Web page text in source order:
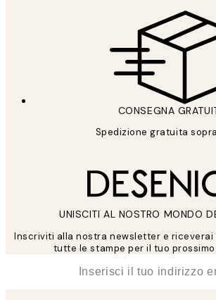
CONSEGNA
Spedizione gratuita
UNISCITI AL NOSTRO MONDO
Inscriviti alla nostra newsletter e riceverai
tutte le stampe per il tuo